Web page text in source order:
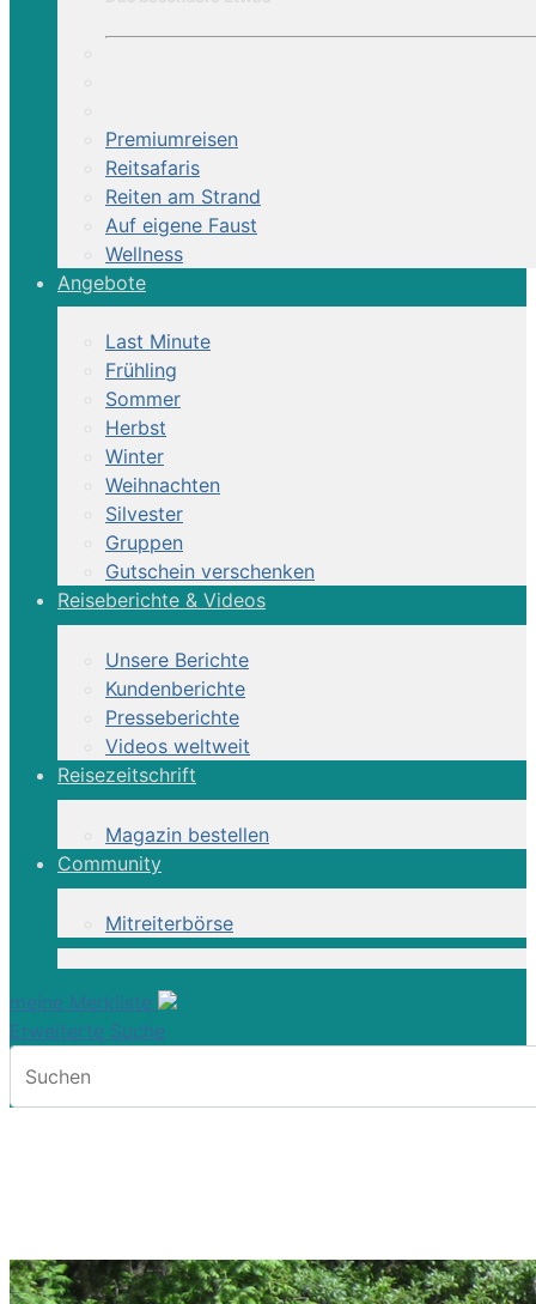
Premiumreisen
Reitsafaris
Reiten am Strand
Auf eigene Faust
Wellness
Angebote
Last Minute
Frühling
Sommer
Herbst
Winter
Weihnachten
Silvester
Gruppen
Gutschein verschenken
Reiseberichte & Videos
Unsere Berichte
Kundenberichte
Presseberichte
Videos weltweit
Reisezeitschrift
Magazin bestellen
Community
Mitreiterbörse
meine Merkliste
Erweiterte Suche